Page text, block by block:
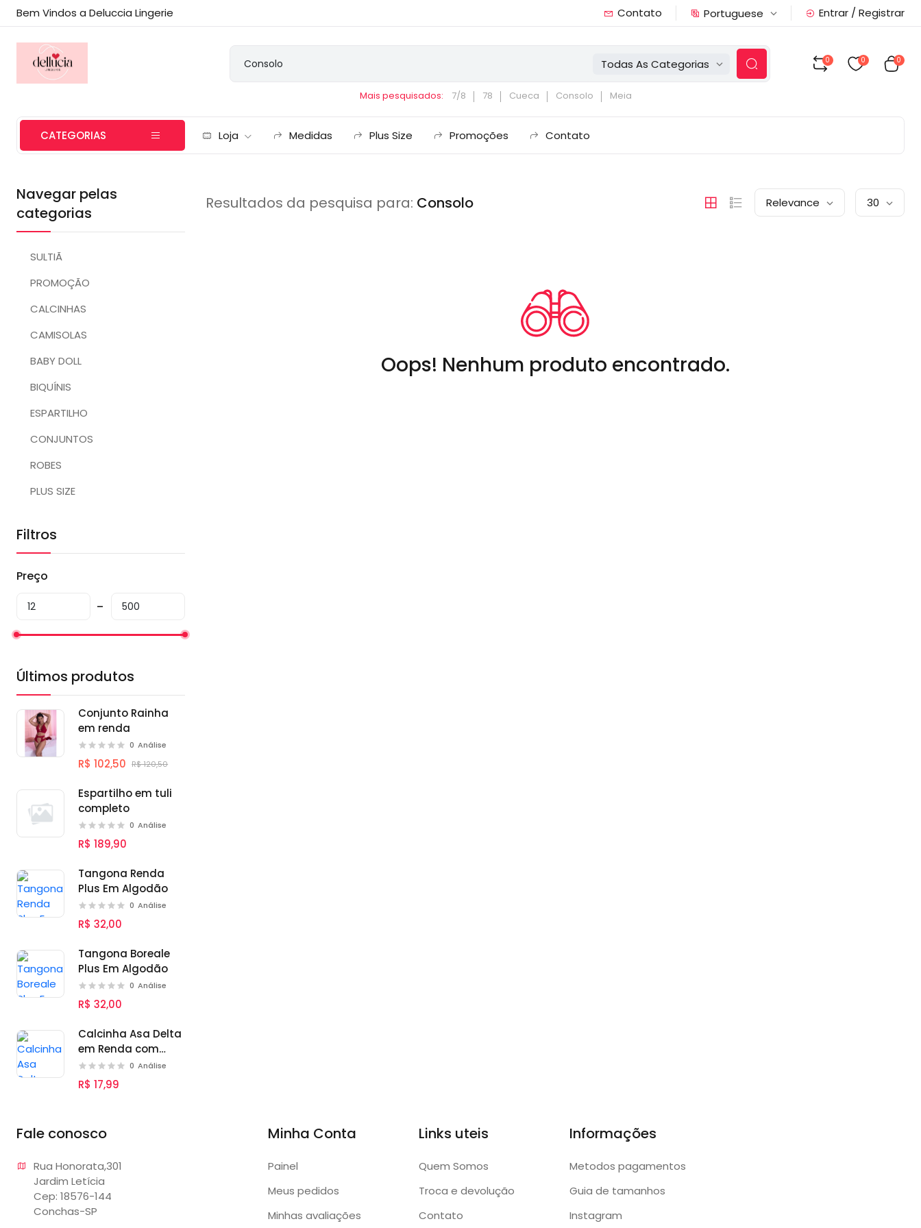
Bem Vindos a Deluccia Lingerie Contato Portuguese Entrar / Registrar
Todas As Categorias
Mais pesquisados: 7/8 78 Cueca Consolo Meia
0 0 0
CATEGORIAS Loja Medidas Plus Size Promoções Contato
Navegar pelas
categorias
SULTIÃ
PROMOÇÃO
CALCINHAS
CAMISOLAS
BABY DOLL
BIQUÍNIS
ESPARTILHO
CONJUNTOS
ROBES
PLUS SIZE
Filtros
Preço
Últimos produtos
Conjunto Rainha
em renda
0 Análise
R$ 102,50 R$ 120,50
Espartilho em tuli
completo
0 Análise
R$ 189,90
Tangona Renda
Plus Em Algodão
0 Análise
R$ 32,00
Tangona Boreale
Plus Em Algodão
0 Análise
R$ 32,00
Calcinha Asa Delta
em Renda com
Detalhe de Laço
0 Análise
R$ 17,99
Resultados da pesquisa para: Consolo Relevance 30
Oops! Nenhum produto encontrado.
Fale conosco
Rua Honorata,301
Jardim Letícia
Cep: 18576-144
Conchas-SP
Minha Conta
Painel
Meus pedidos
Minhas avaliações
Links uteis
Quem Somos
Troca e devolução
Contato
Informações
Metodos pagamentos
Guia de tamanhos
Instagram